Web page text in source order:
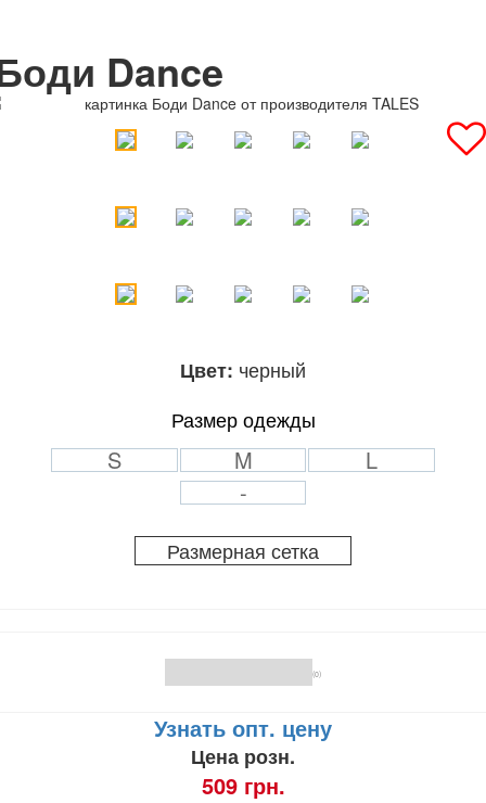
Dance
Цвет: черный
Размер одежды
S M
L
-
Размерная сетка
(0)
Узнать опт. цену
Цена розн.
509 грн.